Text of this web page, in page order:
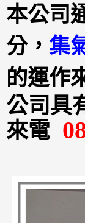
本公司
分， 集
的運作
公司具
來電